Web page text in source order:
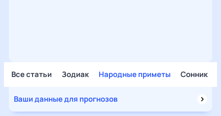
Все статьи Зодиак Народные приметы Сонник
Ваши данные для прогнозов